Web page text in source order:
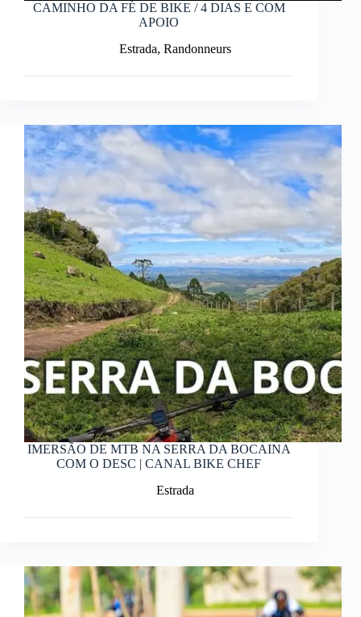
CAMINHO DA FÉ DE BIKE / 4 DIAS E COM
APOIO
Estrada, Randonneurs
IMERSÃO DE MTB NA SERRA DA BOCAINA
COM O DESC | CANAL BIKE CHEF
Estrada